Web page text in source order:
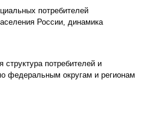
потребителей
России, динамика
структура потребителей и
федеральным округам и регионам